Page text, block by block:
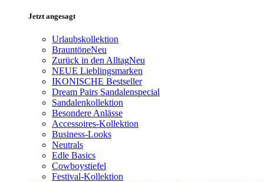
Jetzt angesagt
Urlaubskollektion
BrauntöneNeu
Zurück in den AlltagNeu
NEUE Lieblingsmarken
IKONISCHE Bestseller
Dream Pairs Sandalenspecial
Sandalenkollektion
Besondere Anlässe
Accessoires-Kollektion
Business-Looks
Neutrals
Edle Basics
Cowboystiefel
Festival-Kollektion